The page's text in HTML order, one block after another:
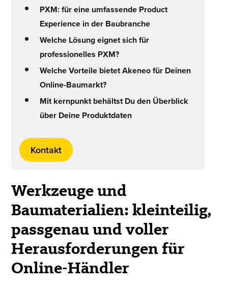
PXM: für eine umfassende Product
Experience in der Baubranche
Welche Lösung eignet sich für
professionelles PXM?
Welche Vorteile bietet Akeneo für Deinen
Online-Baumarkt?
Mit kernpunkt behältst Du den Überblick
über Deine Produktdaten
Kontakt
Werkzeuge und
Baumaterialien: kleinteilig,
passgenau und voller
Herausforderungen für
Online-Händler